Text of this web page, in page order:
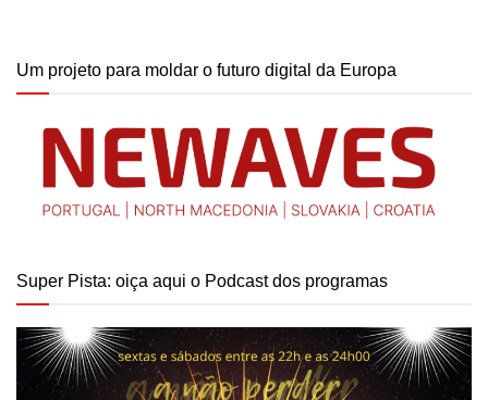
Um projeto para moldar o futuro digital da Europa
Super Pista: oiça aqui o Podcast dos programas